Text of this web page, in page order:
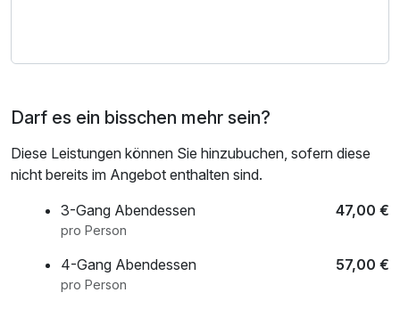
charmanten Ambiente.
himmlisch schlafen und von den Sagen rund um den edlen
Tropfen träumen.
Nach einem ausgiebigen Frühstücksbuffet und einer
Überraschung als kleines Andenken lassen wir Sie zurück
* nur Donnerstag bis Samstag buchbar
Darf es ein bisschen mehr sein?
Diese Leistungen können Sie hinzubuchen, sofern diese
nicht bereits im Angebot enthalten sind.
3-Gang Abendessen
47,00 €
pro Person
4-Gang Abendessen 57,00 €
pro Person